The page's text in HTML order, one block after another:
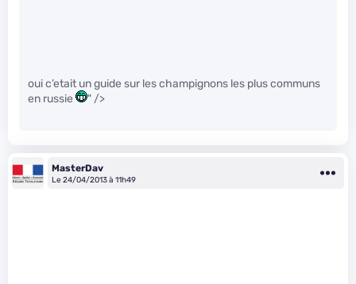
oui c’etait un guide sur les champignons les plus communs
en russie
" />
MasterDav
Le 24/04/2013 à 11h49